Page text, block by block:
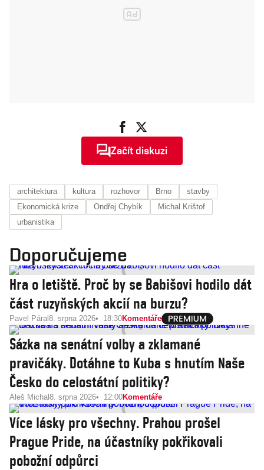
Začít diskuzi
architektura kultura rozhovor Brno
stavby
Ekonomická krize
Ondřej Chybík
Michal Krištof
urbanistika
Doporučujeme
Hra o letiště. Proč by se Babišovi hodilo dát
část ruzyňských akcií na burzu?
Pavel Páral 8. srpna 2026 18:30Komentáře
Sázka na senátní volby a zklamané
pravičáky. Dotáhne to Kuba s hnutím Naše
Česko do celostátní politiky?
Aleš Michal 8. srpna 2026 12:00Komentáře
Více lásky pro všechny. Prahou prošel
Prague Pride, na účastníky pokřikovali
pobožní odpůrci